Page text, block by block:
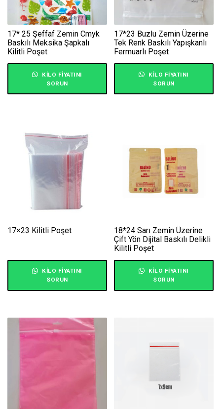
17* 25 Şeffaf Zemin Cmyk
Baskılı Meksika Şapkalı
Kilitli Poşet
KILO FIYATINI
SORUN
17*23 Buzlu Zemin Üzerine
Tek Renk Baskılı Yapışkanlı
Fermuarlı Poşet
KILO FIYATINI
SORUN
17×23 Kilitli Poşet
KILO FIYATINI
SORUN
18*24 Sarı Zemin Üzerine
Çift Yön Dijital Baskılı Delikli
Kilitli Poşet
KILO FIYATINI
SORUN